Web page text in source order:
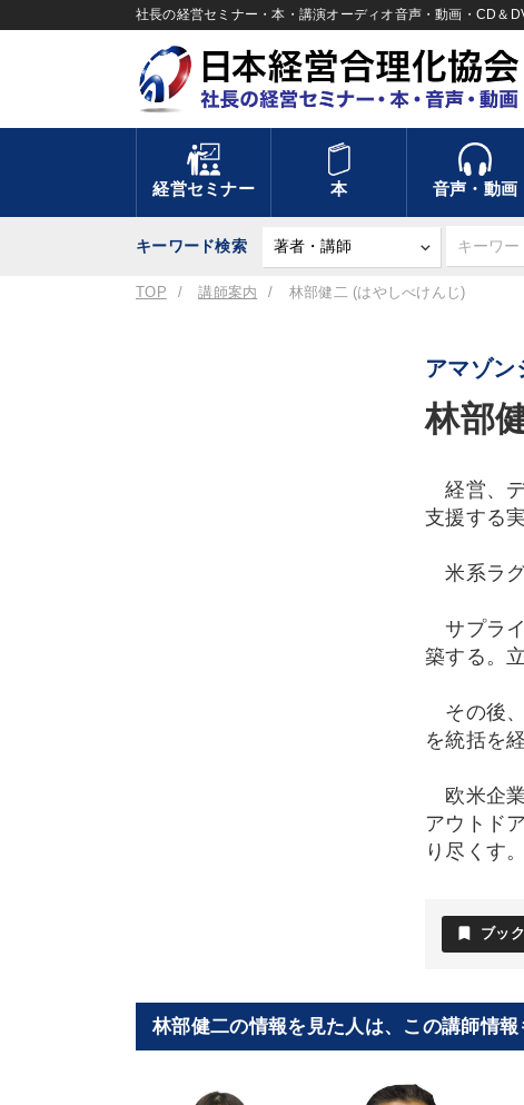
社長の経営セミナー・本・講演オーディオ音声・動画・CD＆
経営セミナー 本 音声・動画
キーワード検索
TOP 講師案内 林部健二 (はやしべけんじ)
アマゾ
林部
経営、デ
支援する
米系ラグ
サプラ
築する。
その後、
を統括を
欧米企業
アウトド
り尽くす。
bookmark ブッ
林部健二の情報を見た人は、この講師情報